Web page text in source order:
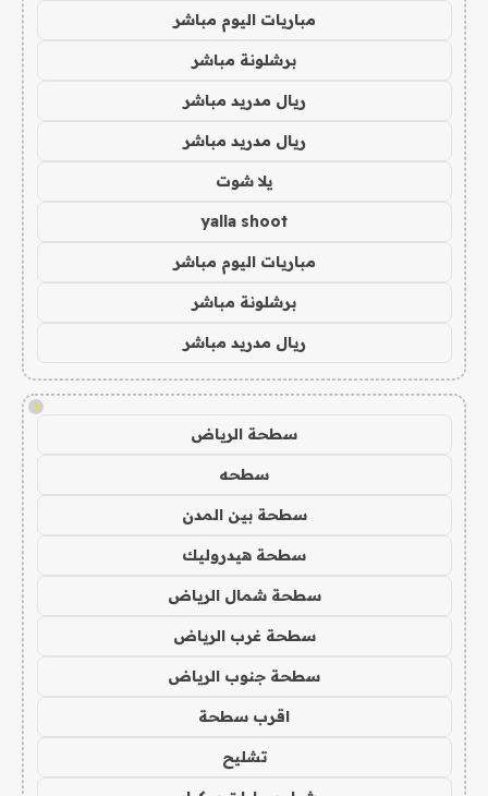
مباريات اليوم مباشر
برشلونة مباشر
ريال مدريد مباشر
ريال مدريد مباشر
يلا شوت
yalla shoot
مباريات اليوم مباشر
برشلونة مباشر
ريال مدريد مباشر
!
سطحة الرياض
سطحه
سطحة بين المدن
سطحة هيدروليك
سطحة شمال الرياض
سطحة غرب الرياض
سطحة جنوب الرياض
اقرب سطحة
تشليح